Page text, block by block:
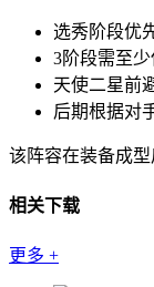
选秀阶段优
3阶段需至
天使二星前
后期根据对
该阵容在装备成
相关下载
更多 +